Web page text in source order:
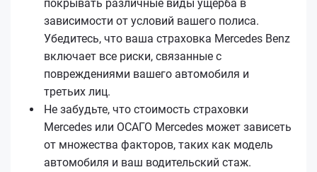
покрывать различные виды ущерба в
зависимости от условий вашего полиса.
Убедитесь, что ваша страховка Mercedes Benz
включает все риски, связанные с
повреждениями вашего автомобиля и
третьих лиц.
Не забудьте, что стоимость страховки
Mercedes или ОСАГО Mercedes может зависеть
от множества факторов, таких как модель
автомобиля и ваш водительский стаж.